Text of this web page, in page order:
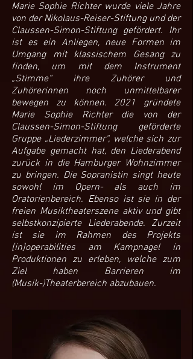
Marie Sophie Richter wurde viele Jahre
von der Nikolaus-Reiser-Stiftung und der
Claussen-Simon-Stiftung gefördert. Ihr
ist es ein Anliegen, neue Formen im
Umgang mit klassischem Gesang zu
finden, um mit dem Instrument
„Stimme“ ihre Zuhörer und
Zuhörerinnen noch unmittelbarer
bewegen zu können. 2021 gründete
Marie Sophie Richter die von der
Claussen-Simon-Stiftung geförderte
Gruppe „Liederzimmer“, welche sich zur
Aufgabe gemacht hat, den Liederabend
zurück in die Hamburger Wohnzimmer
zu bringen. Die Sopranistin singt heute
sowohl im Opern- als auch im
Oratorienbereich. Ebenso ist sie in der
freien Musiktheaterszene aktiv und gibt
selbstkonzipierte Liederabende. Zurzeit
ist sie im Rahmen des Projekts
[in]operabilities am Kampnagel in
Produktionen zu erleben, welche zum
Ziel haben Barrieren im
(Musik-)Theaterbereich abzubauen.